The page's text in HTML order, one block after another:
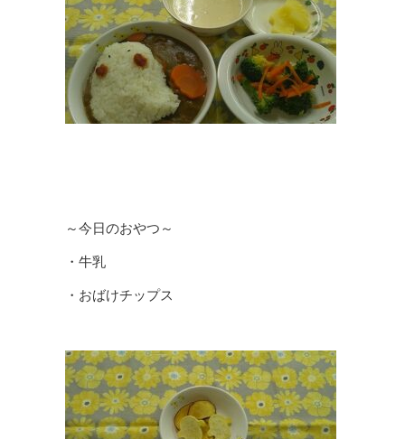
～今日のおやつ～
・牛乳
・おばけチップス